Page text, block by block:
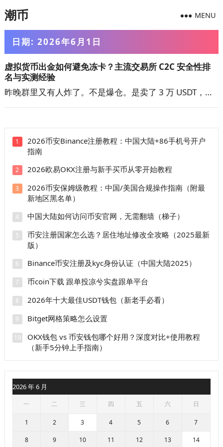
潮币 MENU
日期: 2026年6月1日
虚拟货币出金如何避免冻卡？主流交易所 C2C 安全性排
名与实测经验
昨晚群里又有人炸了。不是爆仓。是卖了 3 万 USDT，…
1
2026币安Binance注册教程：中国大陆+86手机号开户
指南
2 2026欧易OKX注册与新手买币从零开始教程
3
2026币安保姆级教程：中国/美国合规操作指南（附最
新地区黑名单）
4 中国大陆如何访问币安官网，无需翻墙（梯子）
5
币安注册国家怎么选？居住地址修改全攻略（2025最新
版）
6 Binance币安注册及kyc身份认证（中国大陆2025）
7 币coin下载 跟单投凉兮实盘跟单平台
8 2026年十大最佳USDT钱包（新老手必看）
9 Bitget网格策略怎么设置
10
OKX钱包 vs 币安钱包哪个好用？深度对比+使用教程
（新手5分钟上手指南）
2026 年 6 月
一 二 三 四 五 六 日
1 2 3 4 5 6 7
8 9 10 11 12 13 14